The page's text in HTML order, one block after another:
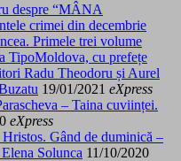
despre “MÂNA
crimei din decembrie
Primele trei volume
TipoMoldova, cu prefețe
Radu Theodoru și Aurel
19/01/2021 eXpress
– Taina cuviinței.
eXpress
Gând de duminică –
Solunca 11/10/2020